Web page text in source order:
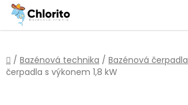
Přejít
obsah
Domů
/ Bazénová technika / Bazénová čerpadla
čerpadla s výkonem 1,8 kW